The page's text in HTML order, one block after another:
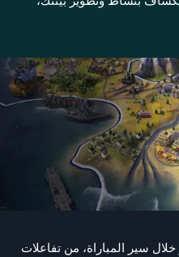
سير المباراة، من تفاعلات